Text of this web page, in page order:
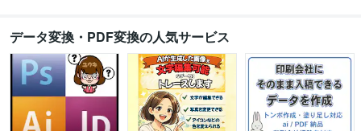
データ変換・PDF変換の人気サービス